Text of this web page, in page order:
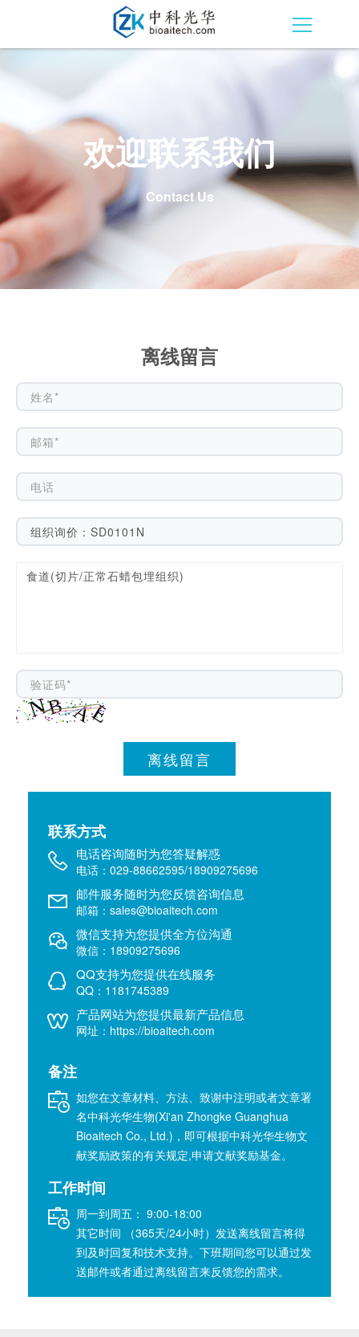
欢迎联系我们
Contact Us
离线留言
离线留言
联系方式
电话咨询随时为您答疑解惑
电话：029-88662595/18909275696
邮件服务随时为您反馈咨询信息
邮箱：sales@bioaitech.com
微信支持为您提供全方位沟通
微信：18909275696
QQ支持为您提供在线服务
QQ：1181745389
产品网站为您提供最新产品信息
网址：https://bioaitech.com
备注
如您在文章材料、方法、致谢中注明或者文章署
名中科光华生物(Xi'an Zhongke Guanghua
Bioaitech Co., Ltd.)，即可根据中科光华生物文
献奖励政策的有关规定,申请文献奖励基金。
工作时间
周一到周五： 9:00-18:00
其它时间 （365天/24小时）发送离线留言将得
到及时回复和技术支持。下班期间您可以通过发
送邮件或者通过离线留言来反馈您的需求。